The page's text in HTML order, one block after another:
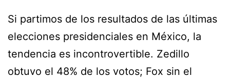
Si partimos de los resultados de las últimas
elecciones presidenciales en México, la
tendencia es incontrovertible. Zedillo
obtuvo el 48% de los votos; Fox sin el